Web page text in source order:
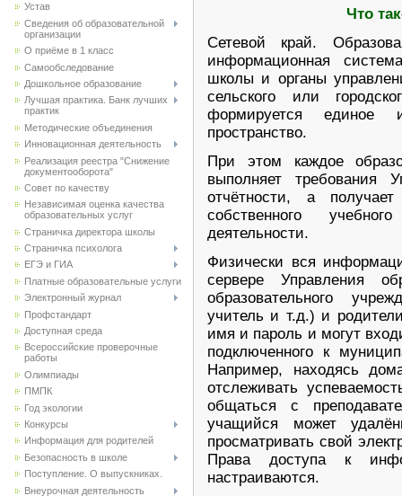
Устав
Сведения об образовательной
организации
О приёме в 1 класс
Самообследование
Дошкольное образование
Лучшая практика. Банк лучших
практик
Методические объединения
Инновационная деятельность
Реализация реестра "Снижение
документооборота"
Совет по качеству
Независимая оценка качества
образовательных услуг
Страничка директора школы
Страничка психолога
ЕГЭ и ГИА
Платные образовательные услуги
Электронный журнал
Профстандарт
Доступная среда
Всероссийские проверочные
работы
Олимпиады
ПМПК
Год экологии
Конкурсы
Информация для родителей
Безопасность в школе
Поступление. О выпускниках.
Внеурочная деятельность
Что
Сетевой край.
информационная
школы и органы
сельского или
формируется единое
пространство.
При этом каждое
выполняет требования
отчётности, а
собственного
деятельности.
Физически вся
сервере Управления
образовательного
учитель и т.д.) и
имя и пароль и могут
подключенного к
Например, находясь
отслеживать
общаться с
учащийся может
просматривать свой
Права доступа к
настраиваются.